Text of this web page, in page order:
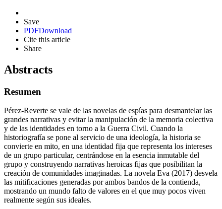
Save
PDFDownload
Cite this article
Share
Abstracts
Resumen
Pérez-Reverte se vale de las novelas de espías para desmantelar las
grandes narrativas y evitar la manipulación de la memoria colectiva
y de las identidades en torno a la Guerra Civil. Cuando la
historiografía se pone al servicio de una ideología, la historia se
convierte en mito, en una identidad fija que representa los intereses
de un grupo particular, centrándose en la esencia inmutable del
grupo y construyendo narrativas heroicas fijas que posibilitan la
creación de comunidades imaginadas. La novela Eva (2017) desvela
las mitificaciones generadas por ambos bandos de la contienda,
mostrando un mundo falto de valores en el que muy pocos viven
realmente según sus ideales.